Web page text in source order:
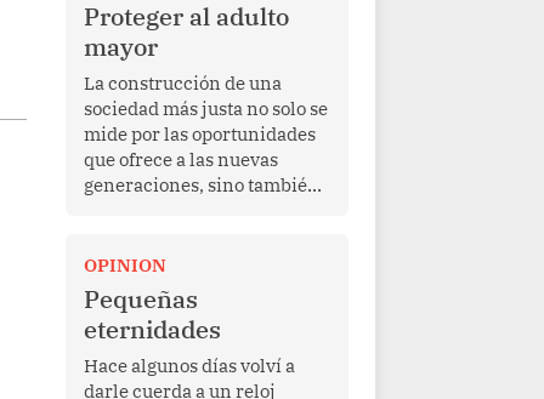
Proteger al adulto
mayor
La construcción de una
sociedad más justa no solo se
mide por las oportunidades
que ofrece a las nuevas
generaciones, sino también
de una vida de esfuerzo y
trabajo, afrontan la vejez en
condiciones de
vulnerabilidad. El anuncio
formulado por la presidenta
de la república, Keiko
OPINION
Pequeñas
eternidades
Hace algunos días volví a
darle cuerda a un reloj